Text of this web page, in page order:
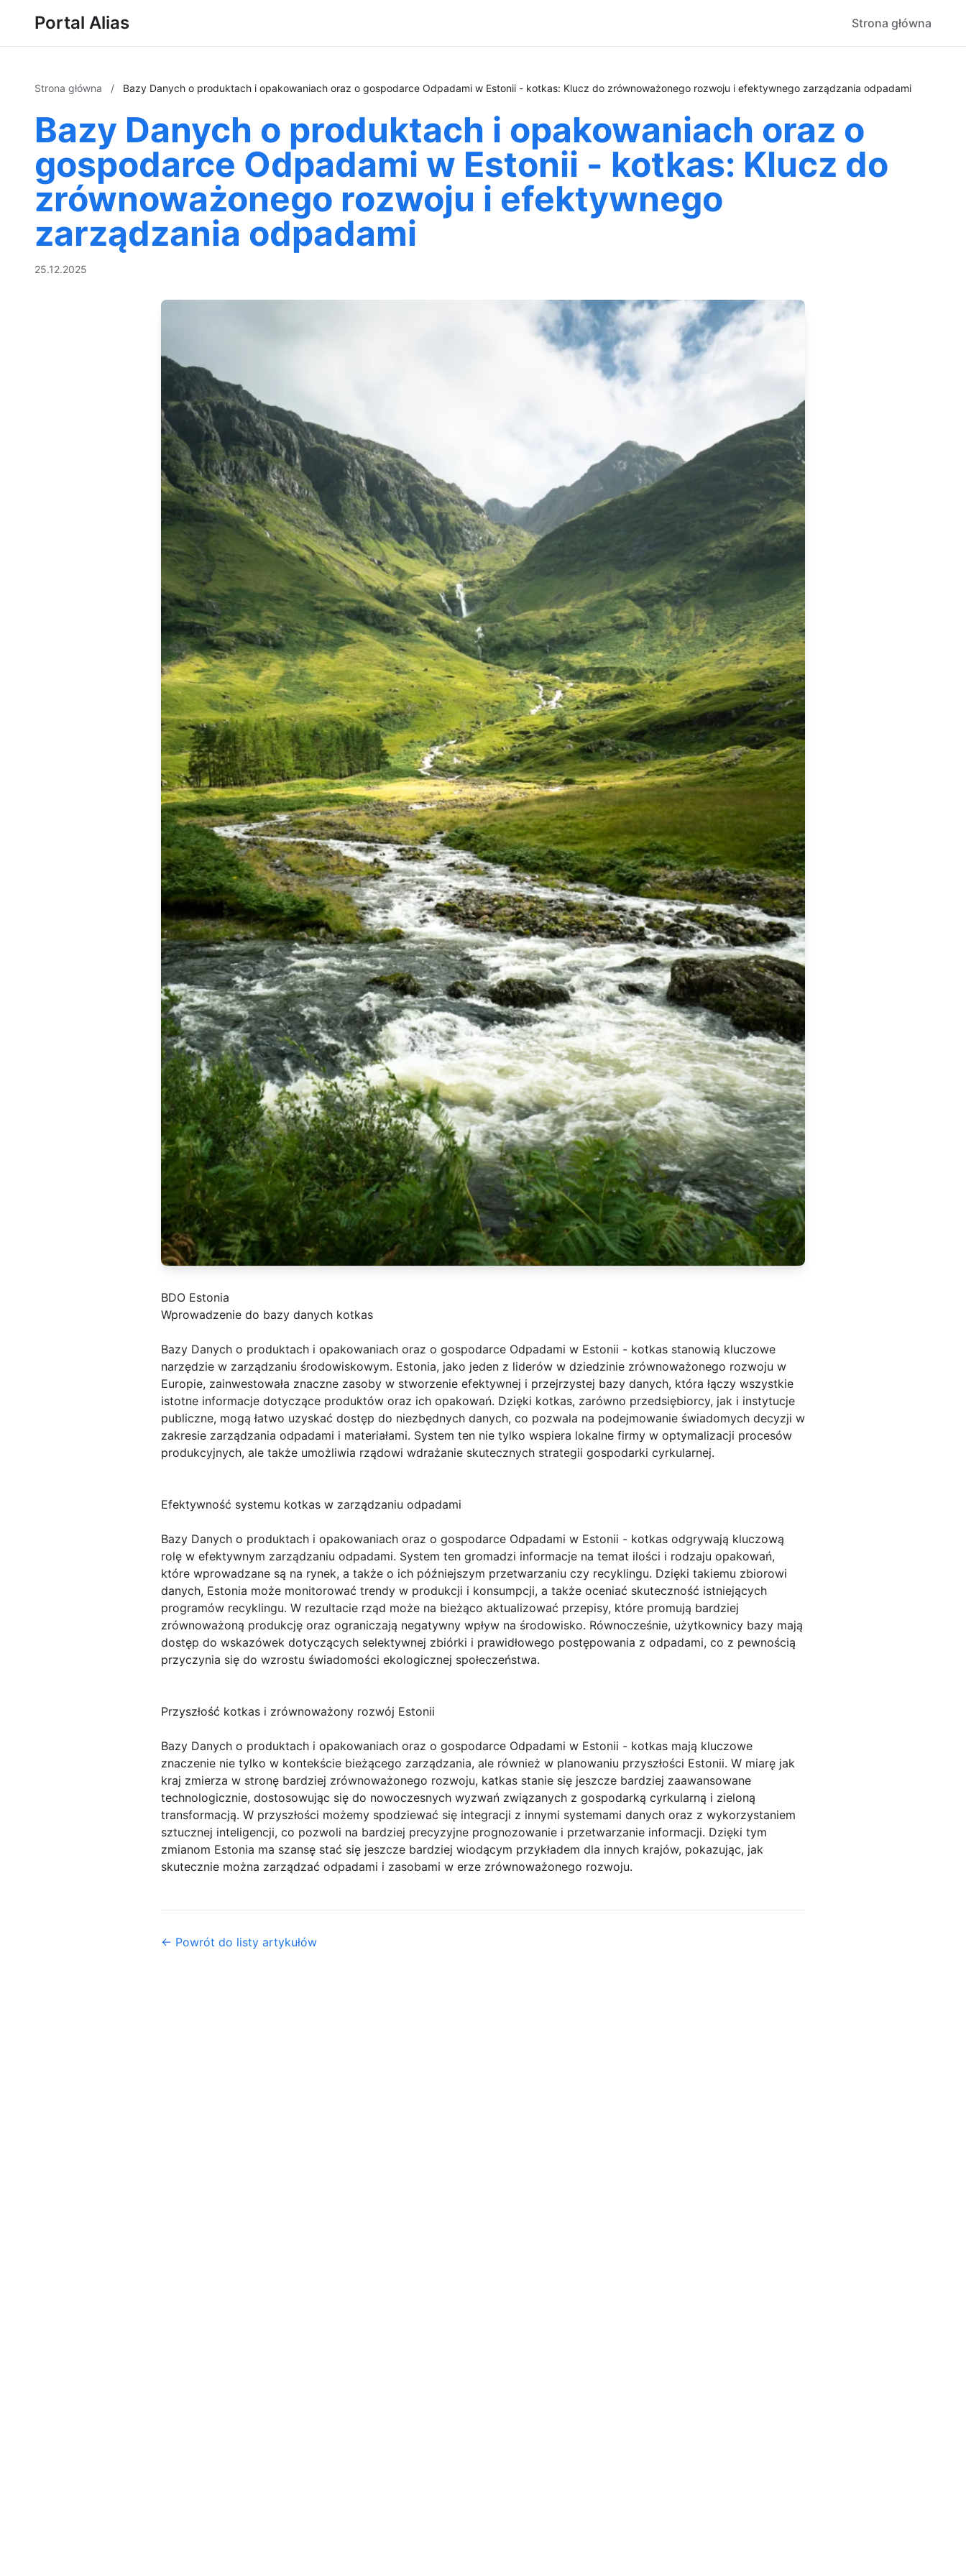
Portal Alias Strona główna
Strona główna / Bazy Danych o produktach i opakowaniach oraz o gospodarce Odpadami w Estonii - kotkas: Klucz do zrównoważonego rozwoju i efektywnego zarządzania odpadami
Bazy Danych o produktach i opakowaniach oraz o
gospodarce Odpadami w Estonii - kotkas: Klucz do
zrównoważonego rozwoju i efektywnego
zarządzania odpadami
25.12.2025
BDO Estonia
Wprowadzenie do bazy danych kotkas
Bazy Danych o produktach i opakowaniach oraz o gospodarce Odpadami w Estonii - kotkas stanowią kluczowe
narzędzie w zarządzaniu środowiskowym. Estonia, jako jeden z liderów w dziedzinie zrównoważonego rozwoju w
Europie, zainwestowała znaczne zasoby w stworzenie efektywnej i przejrzystej bazy danych, która łączy wszystkie
istotne informacje dotyczące produktów oraz ich opakowań. Dzięki kotkas, zarówno przedsiębiorcy, jak i instytucje
publiczne, mogą łatwo uzyskać dostęp do niezbędnych danych, co pozwala na podejmowanie świadomych decyzji w
zakresie zarządzania odpadami i materiałami. System ten nie tylko wspiera lokalne firmy w optymalizacji procesów
produkcyjnych, ale także umożliwia rządowi wdrażanie skutecznych strategii gospodarki cyrkularnej.
Efektywność systemu kotkas w zarządzaniu odpadami
Bazy Danych o produktach i opakowaniach oraz o gospodarce Odpadami w Estonii - kotkas odgrywają kluczową
rolę w efektywnym zarządzaniu odpadami. System ten gromadzi informacje na temat ilości i rodzaju opakowań,
które wprowadzane są na rynek, a także o ich późniejszym przetwarzaniu czy recyklingu. Dzięki takiemu zbiorowi
danych, Estonia może monitorować trendy w produkcji i konsumpcji, a także oceniać skuteczność istniejących
programów recyklingu. W rezultacie rząd może na bieżąco aktualizować przepisy, które promują bardziej
zrównoważoną produkcję oraz ograniczają negatywny wpływ na środowisko. Równocześnie, użytkownicy bazy mają
dostęp do wskazówek dotyczących selektywnej zbiórki i prawidłowego postępowania z odpadami, co z pewnością
przyczynia się do wzrostu świadomości ekologicznej społeczeństwa.
Przyszłość kotkas i zrównoważony rozwój Estonii
Bazy Danych o produktach i opakowaniach oraz o gospodarce Odpadami w Estonii - kotkas mają kluczowe
znaczenie nie tylko w kontekście bieżącego zarządzania, ale również w planowaniu przyszłości Estonii. W miarę jak
kraj zmierza w stronę bardziej zrównoważonego rozwoju, katkas stanie się jeszcze bardziej zaawansowane
technologicznie, dostosowując się do nowoczesnych wyzwań związanych z gospodarką cyrkularną i zieloną
transformacją. W przyszłości możemy spodziewać się integracji z innymi systemami danych oraz z wykorzystaniem
sztucznej inteligencji, co pozwoli na bardziej precyzyjne prognozowanie i przetwarzanie informacji. Dzięki tym
zmianom Estonia ma szansę stać się jeszcze bardziej wiodącym przykładem dla innych krajów, pokazując, jak
skutecznie można zarządzać odpadami i zasobami w erze zrównoważonego rozwoju.
← Powrót do listy artykułów